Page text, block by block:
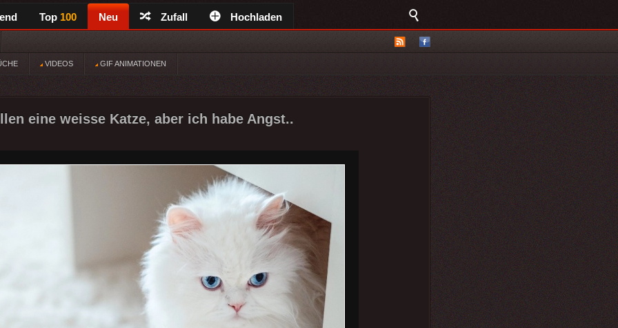
Top 100 Neu Zufall Hochladen
VIDEOS GIF ANIMATIONEN
eine weisse Katze, aber ich habe Angst..